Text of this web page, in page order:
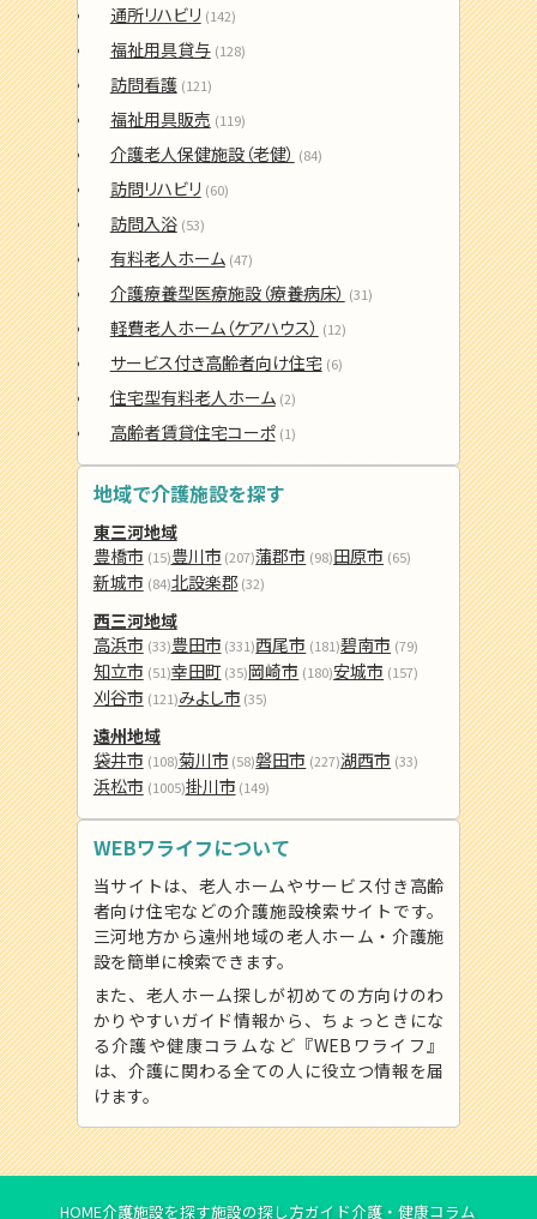
通所リハビリ (142)
福祉用具貸与 (128)
訪問看護 (121)
福祉用具販売 (119)
介護老人保健施設（老健） (84)
訪問リハビリ (60)
訪問入浴 (53)
有料老人ホーム (47)
介護療養型医療施設（療養病床） (31)
軽費老人ホーム（ケアハウス） (12)
サービス付き高齢者向け住宅 (6)
住宅型有料老人ホーム (2)
高齢者賃貸住宅コーポ (1)
地域で介護施設を探す
東三河地域
豊橋市 (15)豊川市 (207)蒲郡市 (98)田原市 (65)
新城市 (84)北設楽郡 (32)
西三河地域
高浜市 (33)豊田市 (331)西尾市 (181)碧南市 (79)
知立市 (51)幸田町 (35)岡崎市 (180)安城市 (157)
刈谷市 (121)みよし市 (35)
遠州地域
袋井市 (108)菊川市 (58)磐田市 (227)湖西市 (33)
浜松市 (1005)掛川市 (149)
WEBワライフについて
当サイトは、老人ホームやサービス付き高齢
者向け住宅などの介護施設検索サイトです。
三河地方から遠州地域の老人ホーム・介護施
設を簡単に検索できます。
また、老人ホーム探しが初めての方向けのわ
かりやすいガイド情報から、ちょっときにな
る介護や健康コラムなど『WEBワライフ』
は、介護に関わる全ての人に役立つ情報を届
けます。
HOME介護施設を探す施設の探し方ガイド介護・健康コラム